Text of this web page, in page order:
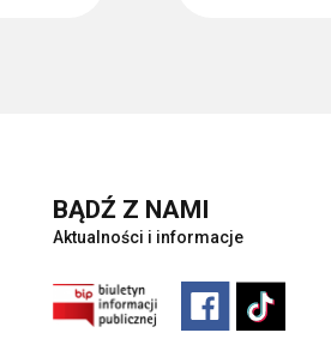
BĄDŹ Z NAMI
Aktualności i informacje